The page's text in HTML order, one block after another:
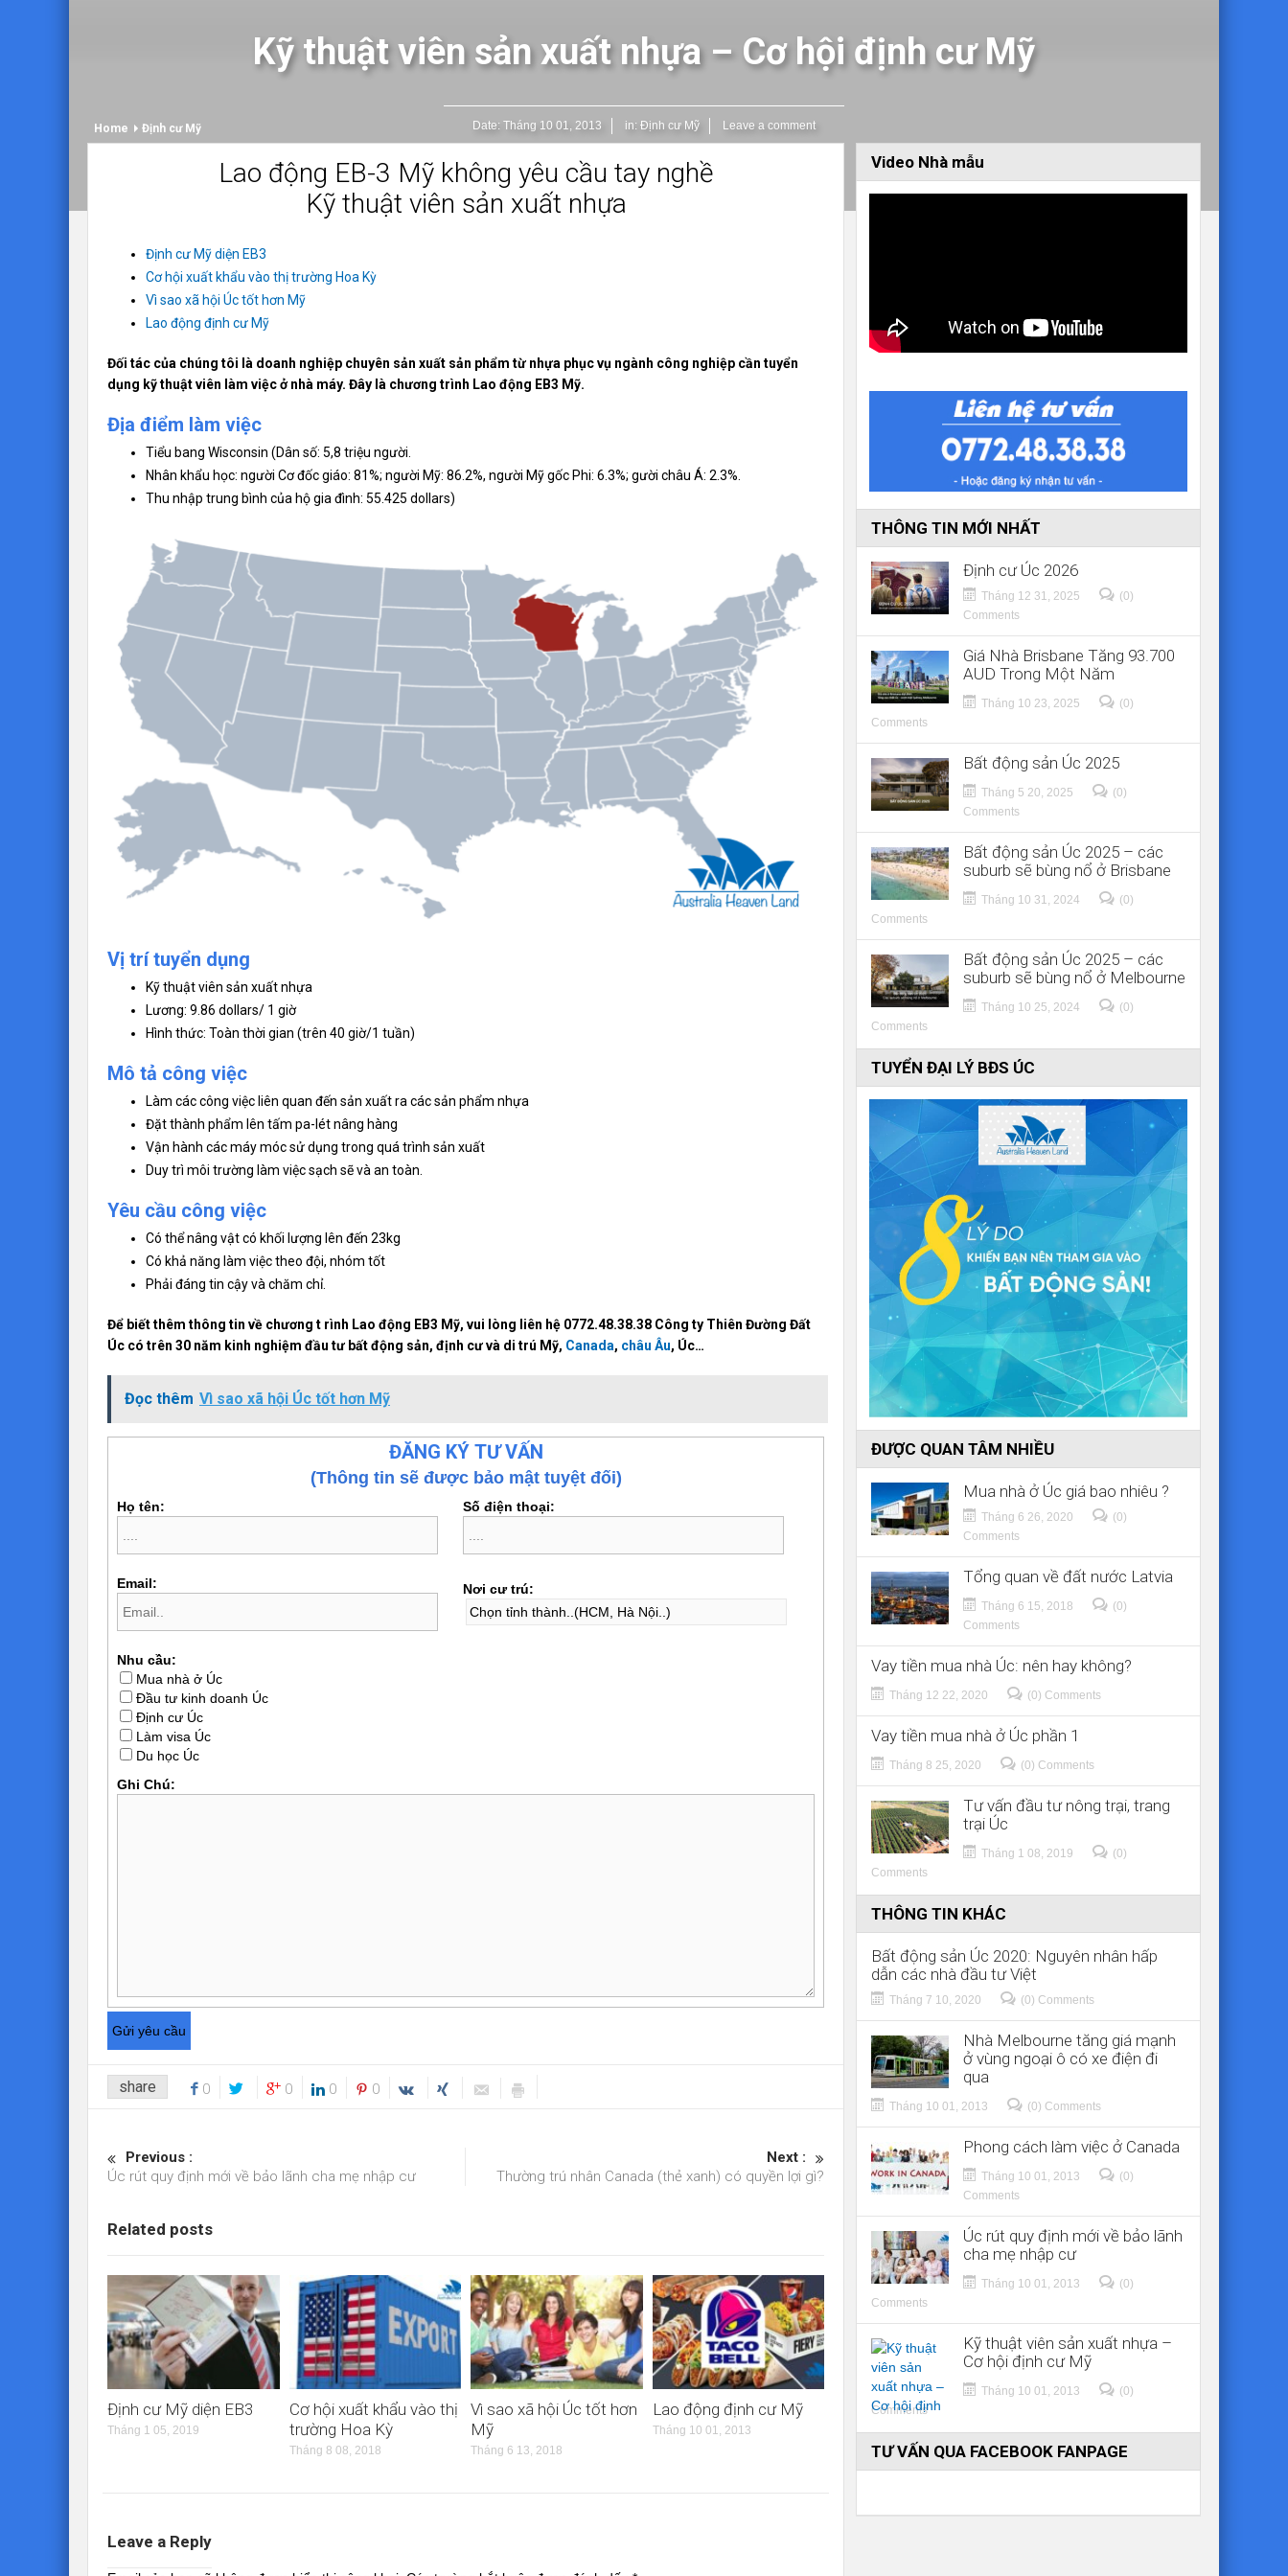
Kỹ thuật viên sản xuất nhựa – Cơ hội định cư Mỹ
Date: Tháng 10 01, 2013 in: Định cư Mỹ Leave a comment
Home Định cư Mỹ
Lao động EB-3 Mỹ không yêu cầu tay nghề
Kỹ thuật viên sản xuất nhựa
Định cư Mỹ diện EB3
Cơ hội xuất khẩu vào thị trường Hoa Kỳ
Vì sao xã hội Úc tốt hơn Mỹ
Lao động định cư Mỹ
Đối tác của chúng tôi là doanh nghiệp chuyên sản xuất sản phẩm từ nhựa phục vụ ngành công nghiệp cần tuyển
dụng kỹ thuật viên làm việc ở nhà máy. Đây là chương trình Lao động EB3 Mỹ.
Địa điểm làm việc
Tiểu bang Wisconsin (Dân số: 5,8 triệu người.
Nhân khẩu học: người Cơ đốc giáo: 81%; người Mỹ: 86.2%, người Mỹ gốc Phi: 6.3%; gười châu Á: 2.3%.
Thu nhập trung bình của hộ gia đình: 55.425 dollars)
Vị trí tuyển dụng
Kỹ thuật viên sản xuất nhựa
Lương: 9.86 dollars/ 1 giờ
Hình thức: Toàn thời gian (trên 40 giờ/1 tuần)
Mô tả công việc
Làm các công việc liên quan đến sản xuất ra các sản phẩm nhựa
Đặt thành phẩm lên tấm pa-lét nâng hàng
Vận hành các máy móc sử dụng trong quá trình sản xuất
Duy trì môi trường làm việc sạch sẽ và an toàn.
Yêu cầu công việc
Có thể nâng vật có khối lượng lên đến 23kg
Có khả năng làm việc theo đội, nhóm tốt
Phải đáng tin cậy và chăm chỉ.
Để biết thêm thông tin về chương t rình Lao động EB3 Mỹ, vui lòng liên hệ 0772.48.38.38 Công ty Thiên Đường Đất
Úc có trên 30 năm kinh nghiệm đầu tư bất động sản, định cư và di trú Mỹ, Canada, châu Âu, Úc…
Đọc thêm Vì sao xã hội Úc tốt hơn Mỹ
ĐĂNG KÝ TƯ VẤN
(Thông tin sẽ được bảo mật tuyệt đối)
Họ tên: Số điện thoại:
Email: Nơi cư trú:
Nhu cầu:
Mua nhà ở Úc
Đầu tư kinh doanh Úc
Định cư Úc
Làm visa Úc
Du học Úc
Ghi Chú:
share 0 0 0 0
Previous :
Úc rút quy định mới về bảo lãnh cha mẹ nhập cư
Next :
Thường trú nhân Canada (thẻ xanh) có quyền lợi gì?
Related posts
Định cư Mỹ diện EB3
Tháng 1 05, 2019
Cơ hội xuất khẩu vào thị
trường Hoa Kỳ
Tháng 8 08, 2018
Vì sao xã hội Úc tốt hơn
Mỹ
Tháng 6 13, 2018
Lao động định cư Mỹ
Tháng 10 01, 2013
Leave a Reply
Video Nhà mẫu
THÔNG TIN MỚI NHẤT
Định cư Úc 2026
Tháng 12 31, 2025
(0)
Comments
Giá Nhà Brisbane Tăng 93.700
AUD Trong Một Năm
Tháng 10 23, 2025
(0)
Comments
Bất động sản Úc 2025
Tháng 5 20, 2025
(0)
Comments
Bất động sản Úc 2025 – các
suburb sẽ bùng nổ ở Brisbane
Tháng 10 31, 2024
(0)
Comments
Bất động sản Úc 2025 – các
suburb sẽ bùng nổ ở Melbourne
Tháng 10 25, 2024
(0)
Comments
TUYỂN ĐẠI LÝ BĐS ÚC
ĐƯỢC QUAN TÂM NHIỀU
Mua nhà ở Úc giá bao nhiêu ?
Tháng 6 26, 2020
(0)
Comments
Tổng quan về đất nước Latvia
Tháng 6 15, 2018
(0)
Comments
Vay tiền mua nhà Úc: nên hay không?
Tháng 12 22, 2020 (0) Comments
Vay tiền mua nhà ở Úc phần 1
Tháng 8 25, 2020 (0) Comments
Tư vấn đầu tư nông trại, trang
trại Úc
Tháng 1 08, 2019
(0)
Comments
THÔNG TIN KHÁC
Bất động sản Úc 2020: Nguyên nhân hấp
dẫn các nhà đầu tư Việt
Tháng 7 10, 2020 (0) Comments
Nhà Melbourne tăng giá mạnh
ở vùng ngoại ô có xe điện đi
qua
Tháng 10 01, 2013 (0) Comments
Phong cách làm việc ở Canada
Tháng 10 01, 2013
(0)
Comments
Úc rút quy định mới về bảo lãnh
cha mẹ nhập cư
Tháng 10 01, 2013
(0)
Comments
Kỹ thuật viên sản xuất nhựa –
Cơ hội định cư Mỹ
Tháng 10 01, 2013
(0)
Comments
TƯ VẤN QUA FACEBOOK FANPAGE